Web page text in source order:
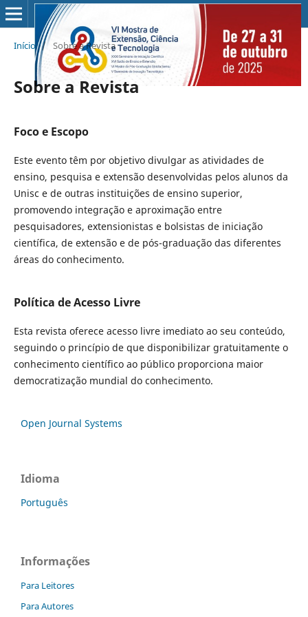
Início / Sobre a Revista
Sobre a Revista
Foco e Escopo
Este evento têm por objetivo divulgar as atividades de
ensino, pesquisa e extensão desenvolvidas pelos alunos da
Unisc e de outras instituições de ensino superior,
promovendo integração e aproximação entre
pesquisadores, extensionistas e bolsistas de iniciação
científica, de extensão e de pós-graduação das diferentes
áreas do conhecimento.
Política de Acesso Livre
Esta revista oferece acesso livre imediato ao seu conteúdo,
seguindo o princípio de que disponibilizar gratuitamente o
conhecimento científico ao público proporciona maior
democratização mundial do conhecimento.
Open Journal Systems
Idioma
Português
Informações
Para Leitores
Para Autores